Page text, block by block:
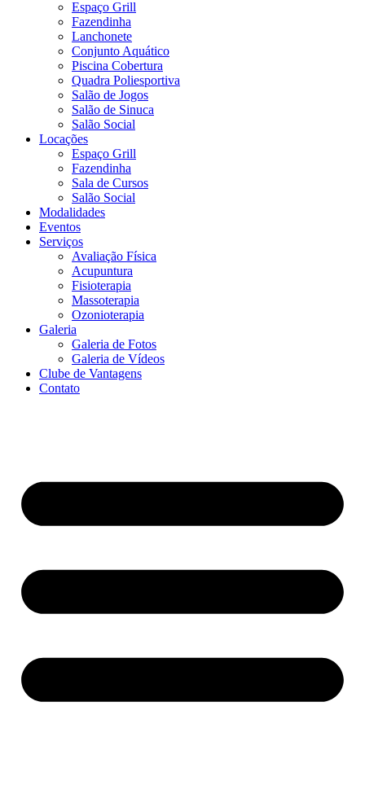
Espaço Grill
Fazendinha
Lanchonete
Conjunto Aquático
Piscina Cobertura
Quadra Poliesportiva
Salão de Jogos
Salão de Sinuca
Salão Social
Locações
Espaço Grill
Fazendinha
Sala de Cursos
Salão Social
Modalidades
Eventos
Serviços
Avaliação Física
Acupuntura
Fisioterapia
Massoterapia
Ozonioterapia
Galeria
Galeria de Fotos
Galeria de Vídeos
Clube de Vantagens
Contato